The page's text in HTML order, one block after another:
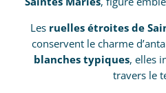
Les ruelles étroites de
conservent le charme
blanches typiques, elles
travers le